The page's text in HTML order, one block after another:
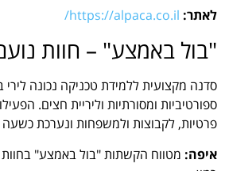
לאתר: https://alpaca.co.il/
"בול באמצע" – חוות
סדנה מקצועית ללמידת טכניקה נכונה
ספורטיביות ומסורתיות וליריית חצים.
פרטיות, לקבוצות ולמשפחות ונערכת כשעה
איפה: מטווח הקשתות "בול באמצע"